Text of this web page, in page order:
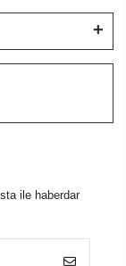
ile haberdar